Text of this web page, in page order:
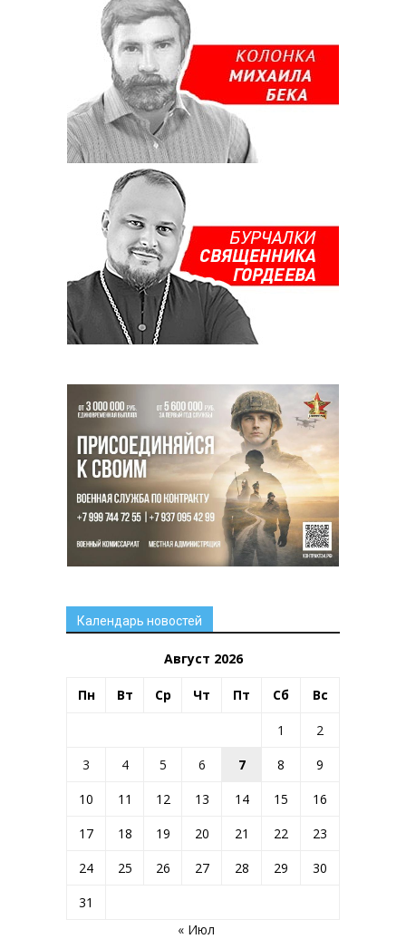
Календарь новостей
Август 2026
Пн Вт Ср Чт Пт Сб Вс
1
2
3
4 5 6 7 8
9
10
11 12 13 14 15
16
17
18 19 20 21 22
23
24
25 26 27 28 29
30
31
« Июл